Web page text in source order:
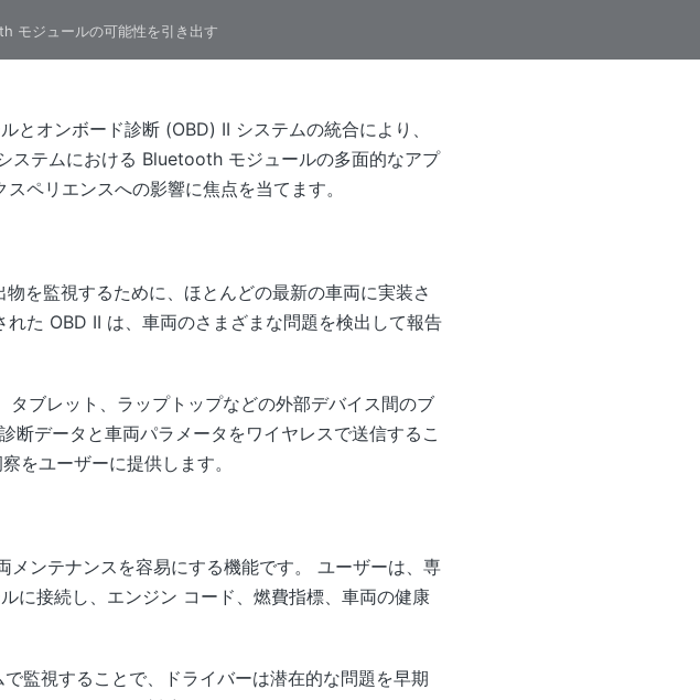
モジュールの可能性を引き出す
オンボード診断 (OBD) II システムの統合により、
ステムにおける Bluetooth モジュールの多面的なアプ
ペリエンスへの影響に焦点を当てます。
を監視するために、ほとんどの最新の車両に実装さ
た OBD II は、車両のさまざまな問題を検出して報告
ブレット、ラップトップなどの外部デバイス間のブ
データと車両パラメータをワイヤレスで送信するこ
をユーザーに提供します。
ンテナンスを容易にする機能です。 ユーザーは、専
に接続し、エンジン コード、燃費指標、車両の健康
監視することで、ドライバーは潜在的な問題を早期